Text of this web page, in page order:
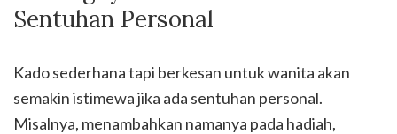
Sentuhan Personal
Kado sederhana tapi berkesan untuk wanita akan
semakin istimewa jika ada sentuhan personal.
Misalnya, menambahkan namanya pada hadiah,